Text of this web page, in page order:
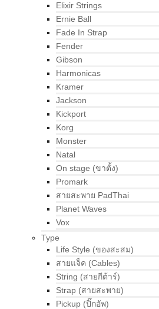
Elixir Strings
Ernie Ball
Fade In Strap
Fender
Gibson
Harmonicas
Kramer
Jackson
Kickport
Korg
Monster
Natal
On stage (ขาตั้ง)
Promark
สายสะพาย PadThai
Planet Waves
Vox
Type
Life Style (ของสะสม)
สายแจ็ค (Cables)
String (สายกีต้าร์)
Strap (สายสะพาย)
Pickup (ปิ๊กอัพ)